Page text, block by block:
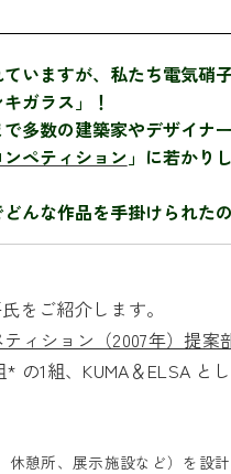
いますが、私たち電気硝
ガラス」！
多数の建築家やデザイ
ペティション 」に若かり
んな作品を手掛けられた
をご紹介します。
ィション（2007年）提案
の1組、KUMA＆ELSA と
憩所、展示施設など）を設